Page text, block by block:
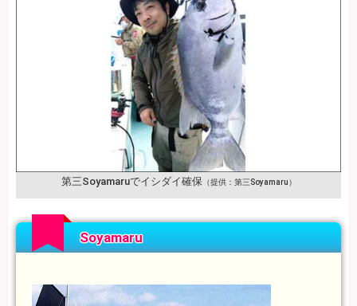
第三Soyamaruでイシダイ確保 （提供：第三Soyamaru）
Soyamaru